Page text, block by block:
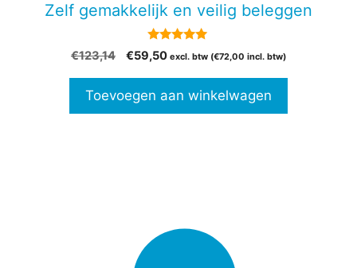
Zelf gemakkelijk en veilig beleggen
van 5
€123,14
Oorspronkelijke
€123,14.
€59,50Huidige
€59,50.
excl. btw (€72,00 incl. btw)
Toevoegen aan winkelwagen